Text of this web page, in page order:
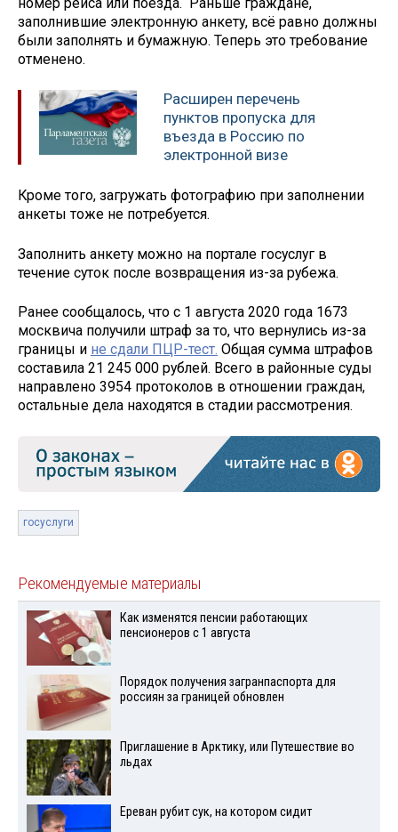
заполнившие электронную анкету, всё равно должны
были заполнять и бумажную. Теперь это требование
отменено.
Расширен перечень
пунктов пропуска для
въезда в Россию по
электронной визе
Кроме того, загружать фотографию при заполнении
анкеты тоже не потребуется.
Заполнить анкету можно на портале госуслуг в
течение суток после возвращения из-за рубежа.
Ранее сообщалось, что с 1 августа 2020 года 1673
москвича получили штраф за то, что вернулись из-за
границы и не сдали ПЦР-тест. Общая сумма штрафов
составила 21 245 000 рублей. Всего в районные суды
направлено 3954 протоколов в отношении граждан,
остальные дела находятся в стадии рассмотрения.
госуслуги
Рекомендуемые материалы
Как изменятся пенсии работающих
пенсионеров с 1 августа
Порядок получения загранпаспорта для
россиян за границей обновлен
Приглашение в Арктику, или Путешествие во
льдах
Ереван рубит сук, на котором сидит